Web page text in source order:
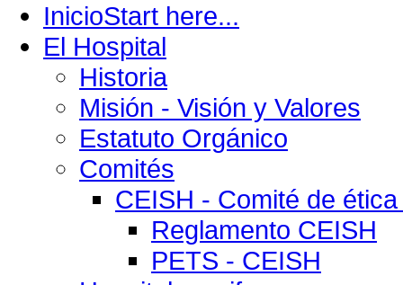
InicioStart here...
El Hospital
Historia
Misión - Visión y Valores
Estatuto Orgánico
Comités
CEISH - Comité de
Reglamento CEISH
PETS - CEISH